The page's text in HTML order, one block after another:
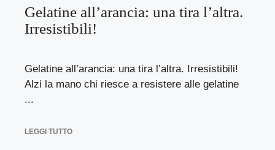
Gelatine all’arancia: una tira l’altra.
Irresistibili!
Gelatine all’arancia: una tira l’altra. Irresistibili!
Alzi la mano chi riesce a resistere alle gelatine
...
LEGGI TUTTO